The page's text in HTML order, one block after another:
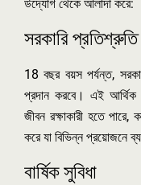
উদ্যোগ থেকে আলাদা করে:
সরকারি প্রতিশ্রুতি
18 বছর বয়স পর্যন্ত,
প্রদান করবে। এই আর্থিক
জীবন রক্ষাকারী হতে
করে যা বিভিন্ন প্রয়োজনে
বার্ষিক সুবিধা